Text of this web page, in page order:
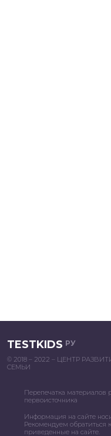
TESTKIDS РУ
© 2018 – 2022 – ЦЕНТР
СЕМЬИ
Перепечатка материалов
первоисточника
Информация на сайте
Рекомендуем обратиться
приведенные на сайте.